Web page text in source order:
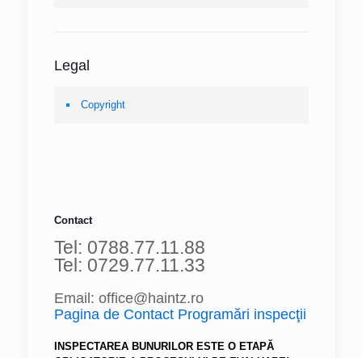
Legal
Copyright
Contact
Tel: 0788.77.11.88
Tel: 0729.77.11.33
Email: office@haintz.ro
Pagina de Contact Programări inspecţii
INSPECTAREA BUNURILOR ESTE O ETAPĂ